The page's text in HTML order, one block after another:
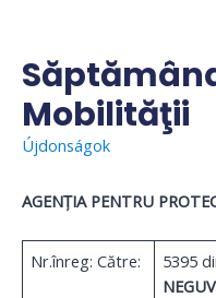
content
Mobilităţii
Újdonságok
AGENȚIA PENTRU
Nr.înreg: Către: 5395